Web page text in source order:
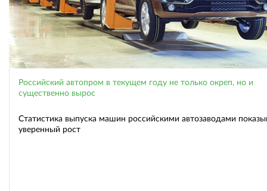
Российский автопром в текущем году не только окреп, но и
существенно вырос
Статистика выпуска машин российскими автозаводами
уверенный рост